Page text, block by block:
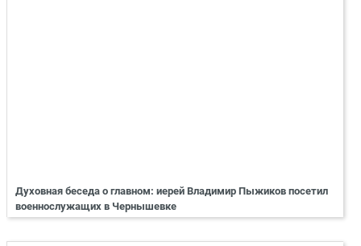
Духовная беседа о главном: иерей Владимир Пыжиков посетил
военнослужащих в Чернышевке